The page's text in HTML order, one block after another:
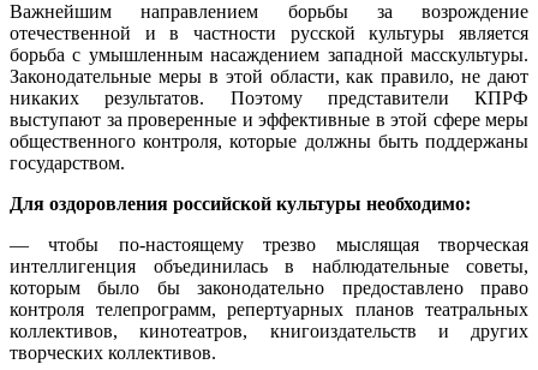
Важнейшим направлением борьбы за возрождение
отечественной и в частности русской культуры является
борьба с умышленным насаждением западной масскультуры.
Законодательные меры в этой области, какправило, не дают
никаких результатов. Поэтому представители КПРФ
выступают за проверенные и эффективные в этой сфере меры
общественного контроля, которые должны быть поддержаны
государством.
Для оздоровления российской культуры необходимо:
— чтобы по-настоящему трезво мыслящаятворческая
интеллигенция объединилась в наблюдательные советы,
которым было бы законодательно предоставлено право
контроля телепрограмм, репертуарных планов театральных
коллективов, кинотеатров, книгоиздательств и других
творческих коллективов.